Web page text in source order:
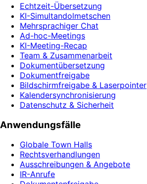
Echtzeit-Übersetzung
KI-Simultandolmetschen
Mehrsprachiger Chat
Ad-hoc-Meetings
KI-Meeting-Recap
Team & Zusammenarbeit
Dokumentübersetzung
Dokumentfreigabe
Bildschirmfreigabe & Laserpointer
Kalendersynchronisierung
Datenschutz & Sicherheit
Anwendungsfälle
Globale Town Halls
Rechtsverhandlungen
Ausschreibungen & Angebote
IR-Anrufe